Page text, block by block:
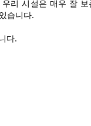
리 시설은 매우 잘 보
습니다.
다.